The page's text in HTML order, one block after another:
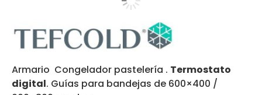
Armario Congelador pastelería . Termostato
digital. Guías para bandejas de 600×400 /